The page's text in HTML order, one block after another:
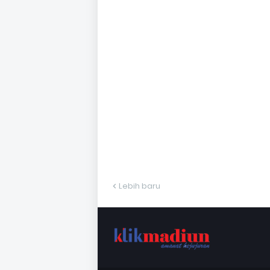
Lebih baru